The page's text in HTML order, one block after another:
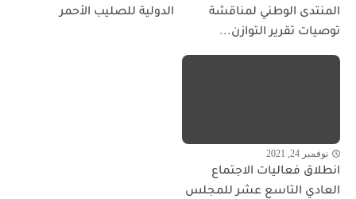
المنتدى الوطني لمناقشة
توصيات تقرير التوازن...
الدولية للصليب الأحمر
نوفمبر 24, 2021
انطلاق فعاليات الاجتماع
العادي التاسع عشر للمجلس